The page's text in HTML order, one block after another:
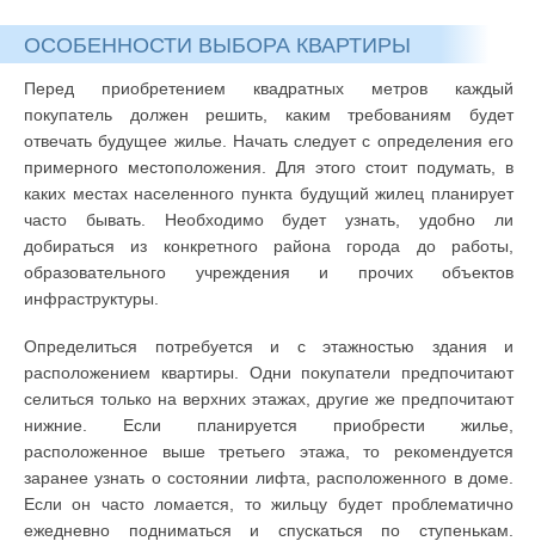
ОСОБЕННОСТИ ВЫБОРА КВАРТИРЫ
Перед приобретением квадратных метров каждый
покупатель должен решить, каким требованиям будет
отвечать будущее жилье. Начать следует с определения его
примерного местоположения. Для этого стоит подумать, в
каких местах населенного пункта будущий жилец планирует
часто бывать. Необходимо будет узнать, удобно ли
добираться из конкретного района города до работы,
образовательного учреждения и прочих объектов
инфраструктуры.
Определиться потребуется и с этажностью здания и
расположением квартиры. Одни покупатели предпочитают
селиться только на верхних этажах, другие же предпочитают
нижние. Если планируется приобрести жилье,
расположенное выше третьего этажа, то рекомендуется
заранее узнать о состоянии лифта, расположенного в доме.
Если он часто ломается, то жильцу будет проблематично
ежедневно подниматься и спускаться по ступенькам.